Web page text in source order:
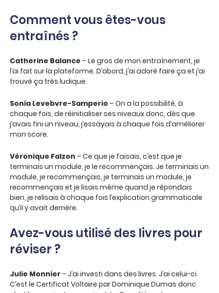
Comment vous êtes-vous
entraînés ?
Catherine Balance – Le gros de mon entraînement, je
l’ai fait sur la plateforme. D’abord, j’ai adoré faire ça et j’ai
trouvé ça très ludique.
Sonia Levebvre-Samperio – On a la possibilité, à
chaque fois, de réinitialiser ses niveaux donc, dès que
j’avais fini un niveau, j’essayais à chaque fois d’améliorer
mon score.
Véronique Falzon – Ce que je faisais, c’est que je
terminais un module, je le recommençais. Je terminais un
module, je recommençais, je terminais un module, je
recommençais et je lisais même quand je répondais
bien, je relisais à chaque fois l’explication grammaticale
qu’il y avait derrière.
Avez-vous utilisé des livres pour
réviser ?
Julie Monnier – J’ai investi dans des livres. J’ai celui-ci.
C’est le Certificat Voltaire par Dominique Dumas donc